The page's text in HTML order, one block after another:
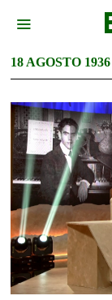
18 AGOSTO